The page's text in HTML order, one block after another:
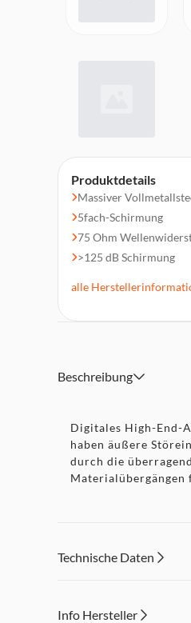
Produktdetails
Massiver
5fach-Schirmung
75 Ohm
>125 dB Schirmung
alle
Beschreibung
Digitales High-End-
haben äußere
durch die
Materialübergängen
Technische Daten
Info Hersteller